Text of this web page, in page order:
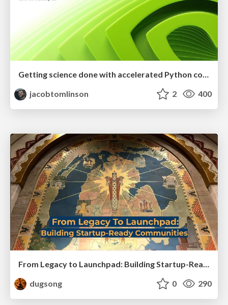
jacobtomlinson
2 400
From Legacy to Launchpad: Building Startup-Ready Communities
dugsong
0 290